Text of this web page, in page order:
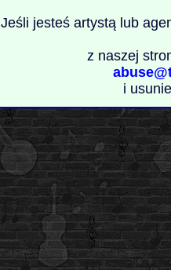
Jeśli jesteś artystą lub
z naszej
i